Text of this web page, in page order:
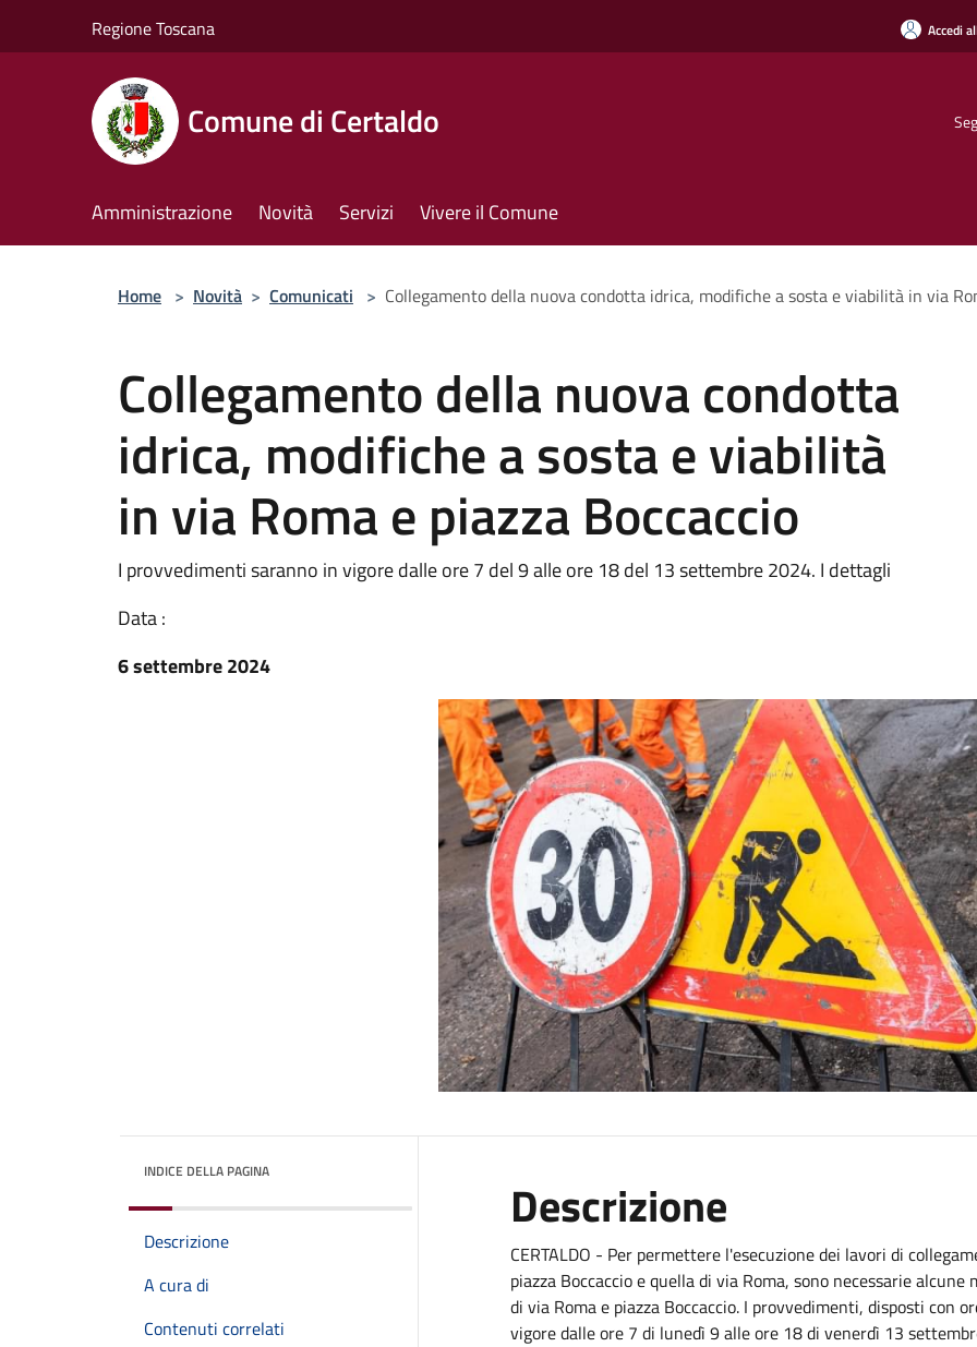
Regione Toscana Accedi
Comune di Certaldo
Amministrazione Novità Servizi Vivere il Comune
Home > Novità > Comunicati > Collegamento della nuova condotta idrica, modifiche a sosta e viabilità in via
Collegamento della nuova condotta
idrica, modifiche a sosta e viabilità
in via Roma e piazza Boccaccio
I provvedimenti saranno in vigore dalle ore 7 del 9 alle ore 18 del 13 settembre 2024. I dettagli
Data :
6 settembre 2024
INDICE DELLA PAGINA
Descrizione
A cura di
Contenuti correlati
Descrizione
CERTALDO - Per permettere l'esecuzione dei lavori di
piazza Boccaccio e quella di via Roma, sono necessarie
di via Roma e piazza Boccaccio. I provvedimenti, disposti con
vigore dalle ore 7 di lunedì 9 alle ore 18 di venerdì 13